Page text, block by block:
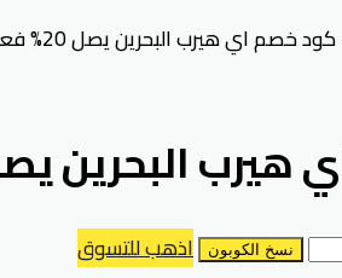
كود خصم اي هيرب البحرين يصل 20% فعال على المشتريات كافة
يصل 20% فعال على
نسخ الكوبون اذهب للتسوق